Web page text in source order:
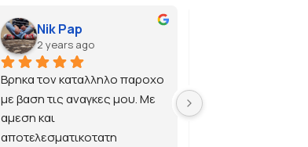
Nik Pap
2 years ago
Βρηκα τον καταλληλο παροχο
με βαση τις αναγκες μου. Με
αμεση και
αποτελεσματικοτατη